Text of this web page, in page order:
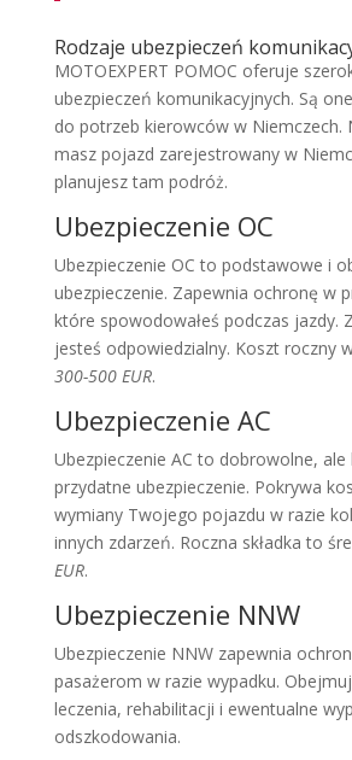
Rodzaje ubezpieczeń
MOTOEXPERT POMOC oferuje
ubezpieczeń komunikacyjnych. Są
do potrzeb kierowców w Niemczech.
masz pojazd zarejestrowany w
planujesz tam podróż.
Ubezpieczenie OC
Ubezpieczenie OC to podstawowe i
ubezpieczenie. Zapewnia ochronę w
które spowodowałeś podczas jazdy.
jesteś odpowiedzialny. Koszt roczny
300-500 EUR.
Ubezpieczenie AC
Ubezpieczenie AC to dobrowolne, ale
przydatne ubezpieczenie. Pokrywa
wymiany Twojego pojazdu w razie
innych zdarzeń. Roczna składka to
EUR.
Ubezpieczenie NNW
Ubezpieczenie NNW zapewnia
pasażerom w razie wypadku.
leczenia, rehabilitacji i ewentualne
odszkodowania.